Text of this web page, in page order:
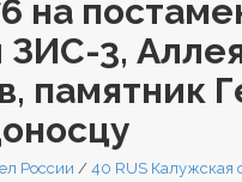
на
ЗИС-3,
памятник
России / 40 RUS Калужская